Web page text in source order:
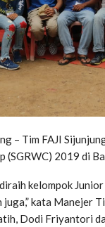
– Tim FAJI
2019 di
kelompok
kata Manejer
Dodi Friyantori